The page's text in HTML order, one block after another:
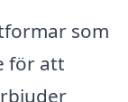
som
för att